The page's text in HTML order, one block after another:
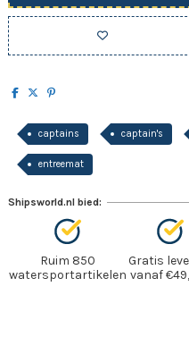
captains captain's
entreemat
Shipsworld.nl bied:
Ruim 850
watersportartikelen
Gratis
vanaf